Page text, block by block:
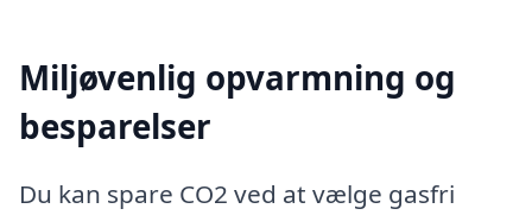
Miljøvenlig opvarmning og
besparelser
Du kan spare CO2 ved at vælge gasfri